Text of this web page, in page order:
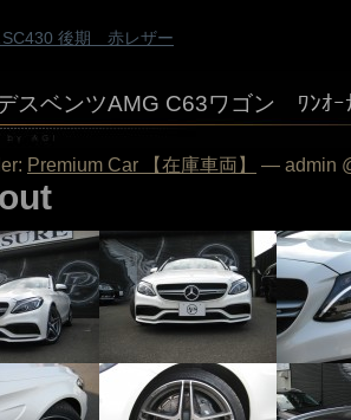
SC430 後期 赤レザー
スベンツAMG C63ワゴン ﾜﾝｵｰ
Premium Car 【在庫車両】 — admin